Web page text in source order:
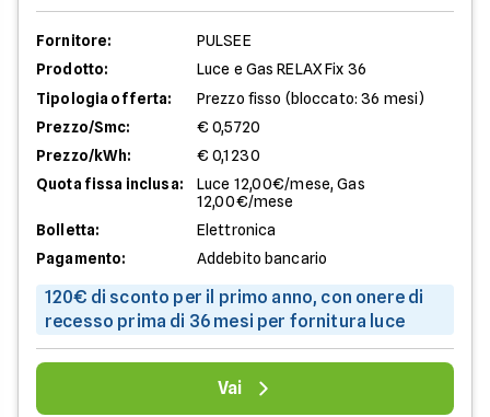
Fornitore:
PULSEE
Prodotto:
Luce e Gas RELAX Fix 36
Tipologia offerta:
Prezzo fisso (bloccato: 36 mesi)
Prezzo/Smc:
€ 0,5720
Prezzo/kWh:
€ 0,1230
Quota fissa inclusa:
Luce 12,00€/mese, Gas
12,00€/mese
Bolletta:
Elettronica
Pagamento:
Addebito bancario
120€ di sconto per il primo anno, con onere di
recesso prima di 36 mesi per fornitura luce
Vai